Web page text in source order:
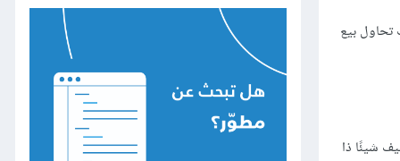
تحاول بيع
شيئًا ذا